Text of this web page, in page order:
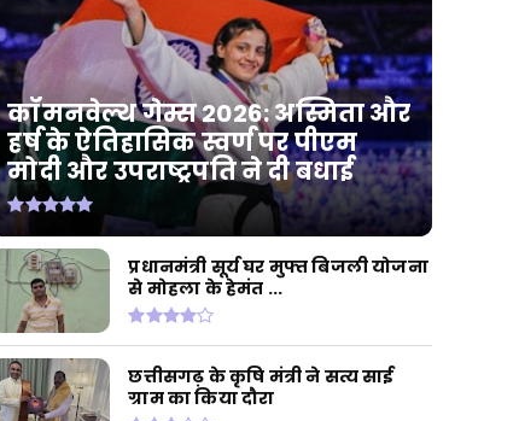
कॉमनवेल्थ गेम्स 2026: अस्मिता और
हर्ष के ऐतिहासिक स्वर्ण पर पीएम
मोदी और उपराष्ट्रपति ने दी बधाई
प्रधानमंत्री सूर्य घर मुफ्त बिजली योजना
से मोहला के हेमंत ...
छत्तीसगढ़ के कृषि मंत्री ने सत्य साई
ग्राम का किया दौरा